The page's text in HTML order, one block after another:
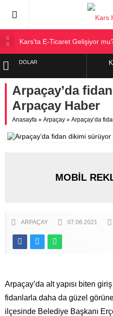
Kars’ta E-Ticaret Gelişiyor
Kars Halkı Yeni Parti
Sarıkamış’a Bağlı Köyler ve
Kağızman Köyleri ve En Çok
Haber
DOLAR
ALTIN
BIST
Arpaçay’da
Arpaçay Haber
Anasayfa » Arpaçay » Arpaçay’da
MOBİL
ARPAÇAY 07.06.2021
Arpaçay’da alt yapısı biten
fidanlarla daha da güzel
ilçesinde Belediye Başkanı